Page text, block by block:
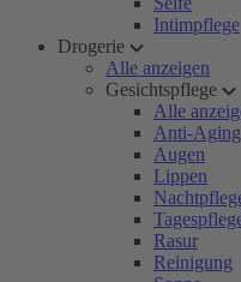
Intimpflege
Drogerie
Alle anzeigen
Gesichtspflege
Alle
Anti-Aging
Augen
Lippen
Rasur
Reinigung